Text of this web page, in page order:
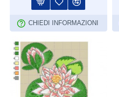
CHIEDI INFORMAZIONI